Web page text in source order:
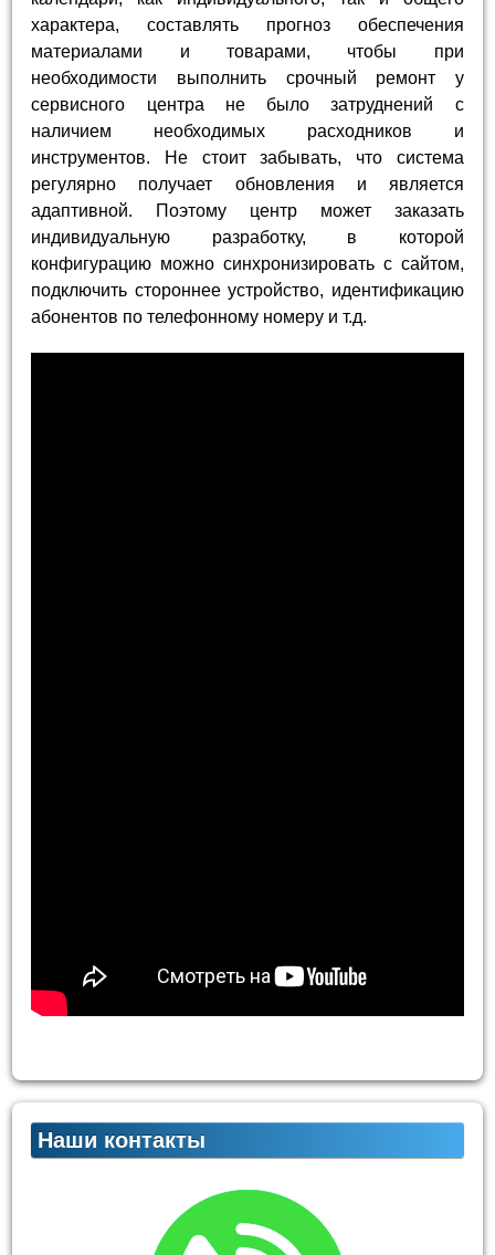
характера, составлять прогноз обеспечения
материалами и товарами, чтобы при
необходимости выполнить срочный ремонт у
сервисного центра не было затруднений с
наличием необходимых расходников и
инструментов. Не стоит забывать, что система
регулярно получает обновления и является
адаптивной. Поэтому центр может заказать
индивидуальную разработку, в которой
конфигурацию можно синхронизировать с сайтом,
подключить стороннее устройство, идентификацию
абонентов по телефонному номеру и т.д.
Наши контакты